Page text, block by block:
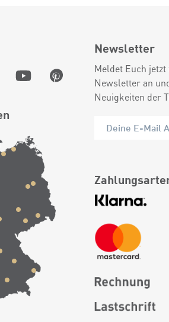
Newsletter
Meldet Euch
Newsletter an
Neuigkeiten der